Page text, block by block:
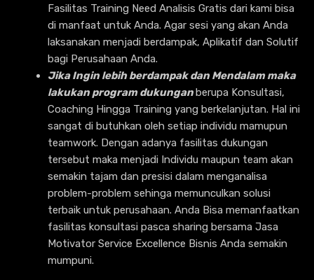
Fasilitas Training Need Analisis Gratis dari kami bisa
di manfaat untuk Anda. Agar sesi yang akan Anda
laksanakan menjadi berdampak, Aplikatif dan Solutif
bagi Perusahaan Anda.
Jika Ingin lebih berdampak dan Mendalam maka
lakukan program dukunganberupa Konsultasi,
Coaching Hingga Training yang berkelanjutan. Hal ini
sangat di butuhkan oleh setiap individu mamupun
teamwork. Dengan adanya fasilitas dukungan
tersebut maka menjadi Individu maupun team akan
semakin tajam dan presisi dalam menganalisa
problem-problem sehinga memunculkan solusi
terbaik untuk perusahaan. Anda Bisa memanfaatkan
fasilitas konsultasi pasca sharing bersama Jasa
Motivator Service Excellence Bisnis Anda semakin
mumpuni.